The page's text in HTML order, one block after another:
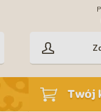
Twój